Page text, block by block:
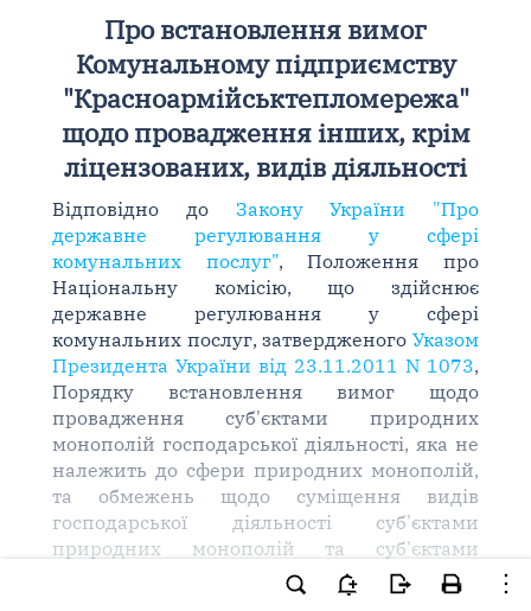
Про встановлення вимог
Комунальному підприємству
"Красноармійськтепломережа"
щодо провадження інших, крім
ліцензованих, видів діяльності
Відповідно до Закону України "Про
державне регулювання у сфері
комунальних послуг", Положення про
Національну комісію, що здійснює
державне регулювання у сфері
комунальних послуг, затвердженогоУказом
Президента України від 23.11.2011 N 1073,
Порядку встановлення вимог щодо
провадження суб'єктами природних
монополій господарської діяльності, яка не
належить до сфери природних монополій,
та обмежень щодо суміщення видів
господарської діяльності суб'єктами
природних монополій та суб'єктами
господарювання на суміжних ринках у